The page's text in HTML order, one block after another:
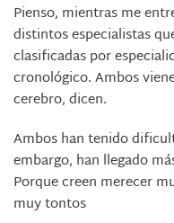
Pienso, mientras me
distintos especialistas
clasificadas por
cronológico. Ambos
cerebro, dicen.
Ambos han tenido
embargo, han llegado
Porque creen merecer
muy tontos